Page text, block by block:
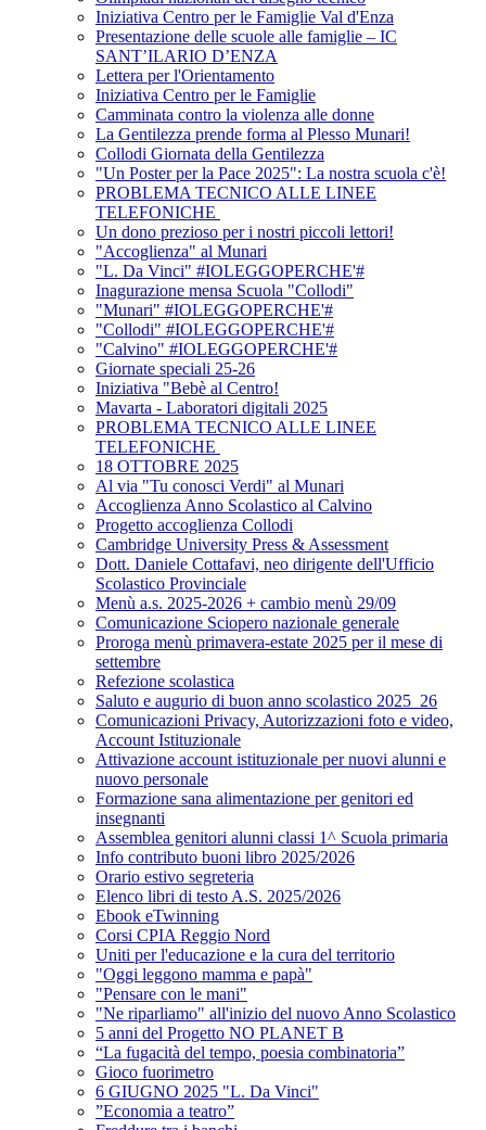
Iniziativa Centro per le Famiglie Val d'Enza
Presentazione delle scuole alle famiglie – IC
SANT’ILARIO D’ENZA
Lettera per l'Orientamento
Iniziativa Centro per le Famiglie
Camminata contro la violenza alle donne
La Gentilezza prende forma al Plesso Munari!
Collodi Giornata della Gentilezza
"Un Poster per la Pace 2025": La nostra scuola c'è!
PROBLEMA TECNICO ALLE LINEE
TELEFONICHE
Un dono prezioso per i nostri piccoli lettori!
"Accoglienza" al Munari
"L. Da Vinci" #IOLEGGOPERCHE'#
Inagurazione mensa Scuola "Collodi"
"Munari" #IOLEGGOPERCHE'#
"Collodi" #IOLEGGOPERCHE'#
"Calvino" #IOLEGGOPERCHE'#
Giornate speciali 25-26
Iniziativa "Bebè al Centro!
Mavarta - Laboratori digitali 2025
PROBLEMA TECNICO ALLE LINEE
TELEFONICHE
18 OTTOBRE 2025
Al via "Tu conosci Verdi" al Munari
Accoglienza Anno Scolastico al Calvino
Progetto accoglienza Collodi
Cambridge University Press & Assessment
Dott. Daniele Cottafavi, neo dirigente dell'Ufficio
Scolastico Provinciale
Menù a.s. 2025-2026 + cambio menù 29/09
Comunicazione Sciopero nazionale generale
Proroga menù primavera-estate 2025 per il mese di
settembre
Refezione scolastica
Saluto e augurio di buon anno scolastico 2025_26
Comunicazioni Privacy, Autorizzazioni foto e video,
Account Istituzionale
Attivazione account istituzionale per nuovi alunni e
nuovo personale
Formazione sana alimentazione per genitori ed
insegnanti
Assemblea genitori alunni classi 1^ Scuola primaria
Info contributo buoni libro 2025/2026
Orario estivo segreteria
Elenco libri di testo A.S. 2025/2026
Ebook eTwinning
Corsi CPIA Reggio Nord
Uniti per l'educazione e la cura del territorio
"Oggi leggono mamma e papà"
"Pensare con le mani"
"Ne riparliamo" all'inizio del nuovo Anno Scolastico
5 anni del Progetto NO PLANET B
“La fugacità del tempo, poesia combinatoria”
Gioco fuorimetro
6 GIUGNO 2025 "L. Da Vinci"
”Economia a teatro”